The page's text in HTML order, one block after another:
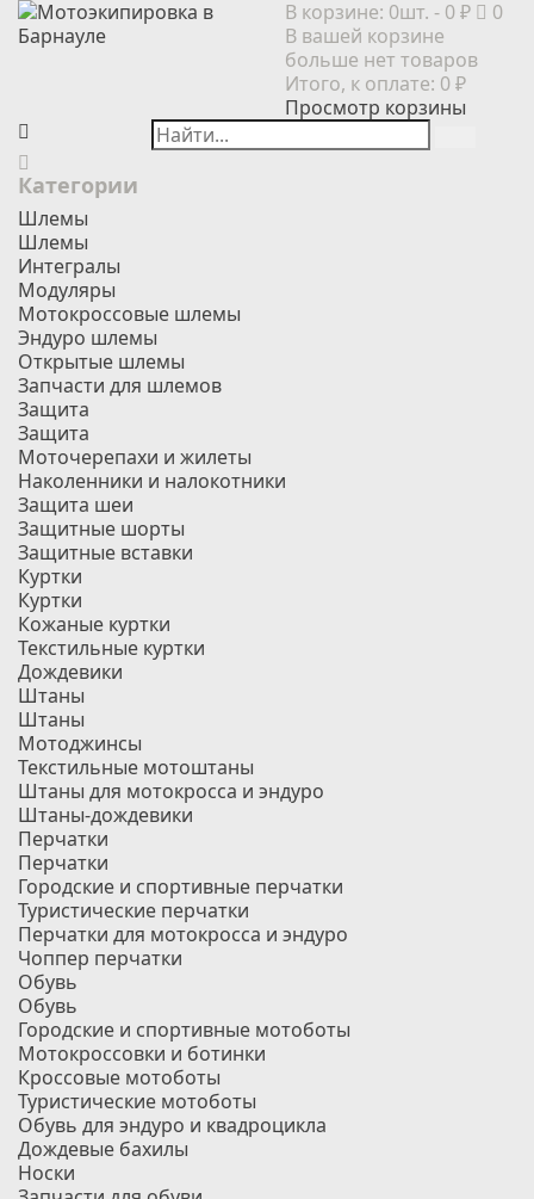
В корзине: 0шт. - 0 ₽
0
В вашей корзине
больше нет товаров
Итого, к оплате: 0 ₽
Просмотр корзины
Категории
Шлемы
Шлемы
Интегралы
Модуляры
Мотокроссовые шлемы
Эндуро шлемы
Открытые шлемы
Запчасти для шлемов
Защита
Защита
Моточерепахи и жилеты
Наколенники и налокотники
Защита шеи
Защитные шорты
Защитные вставки
Куртки
Куртки
Кожаные куртки
Текстильные куртки
Дождевики
Штаны
Штаны
Мотоджинсы
Текстильные мотоштаны
Штаны для мотокросса и эндуро
Штаны-дождевики
Перчатки
Перчатки
Городские и спортивные перчатки
Туристические перчатки
Перчатки для мотокросса и эндуро
Чоппер перчатки
Обувь
Обувь
Городские и спортивные мотоботы
Мотокроссовки и ботинки
Кроссовые мотоботы
Туристические мотоботы
Обувь для эндуро и квадроцикла
Дождевые бахилы
Носки